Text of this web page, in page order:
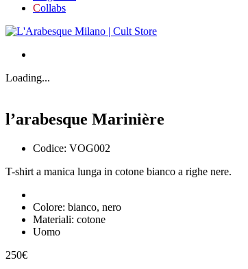
Collabs
Loading...
l’arabesque Marinière
Codice: VOG002
T-shirt a manica lunga in cotone bianco a righe nere.
Colore: bianco, nero
Materiali: cotone
Uomo
250€